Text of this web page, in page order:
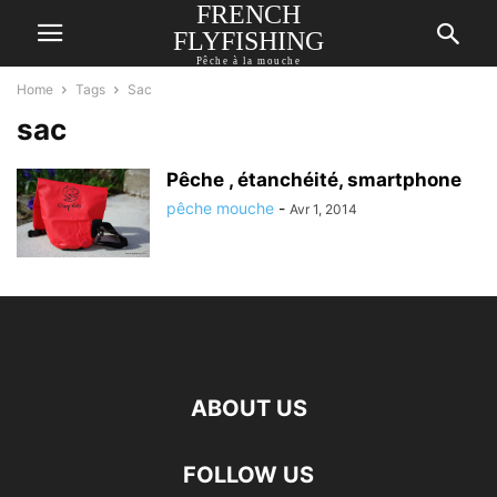
FRENCH
FLYFISHING
Pêche à la mouche
Home Tags Sac
sac
Pêche , étanchéité, smartphone
pêche mouche - Avr 1, 2014
ABOUT US
FOLLOW US